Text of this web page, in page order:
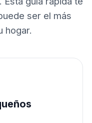
ser el más
hogar.